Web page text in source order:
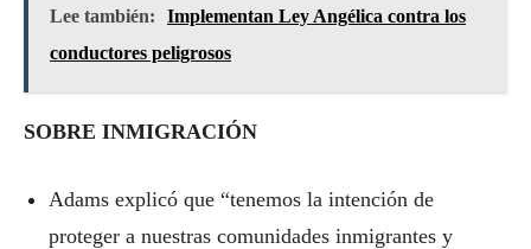
Lee también:
Implementan Ley Angélica contra los
conductores peligrosos
SOBRE INMIGRACIÓN
Adams explicó que “tenemos la intención de
proteger a nuestras comunidades inmigrantes y